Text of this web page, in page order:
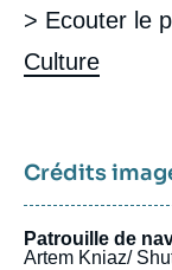
> Ecouter le
Culture
Crédits
Patrouille de
Artem Kniaz/